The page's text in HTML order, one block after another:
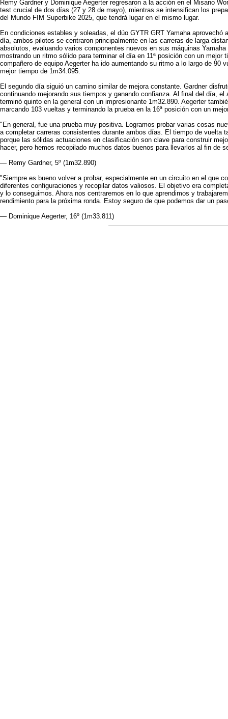
Remy Gardner y Dominique Aegerter regresaron a la acción en el Misano
test crucial de dos días (27 y 28 de mayo), mientras se intensifican los
del Mundo FIM Superbike 2025, que tendrá lugar en el mismo lugar.
En condiciones estables y soleadas, el dúo GYTR GRT Yamaha
día, ambos pilotos se centraron principalmente en las carreras de larga
absolutos, evaluando varios componentes nuevos en sus máquinas
mostrando un ritmo sólido para terminar el día en 11ª posición con un mejor
compañero de equipo Aegerter ha ido aumentando su ritmo a lo largo de 90
mejor tiempo de 1m34.095.
El segundo día siguió un camino similar de mejora constante. Gardner
continuando mejorando sus tiempos y ganando confianza. Al final del día,
terminó quinto en la general con un impresionante 1m32.890. Aegerter
marcando 103 vueltas y terminando la prueba en la 16ª posición con un
"En general, fue una prueba muy positiva. Logramos probar varias cosas
a completar carreras consistentes durante ambos días. El tiempo de vuelta
porque las sólidas actuaciones en clasificación son clave para construir
hacer, pero hemos recopilado muchos datos buenos para llevarlos al fin de
— Remy Gardner, 5º (1m32.890)
"Siempre es bueno volver a probar, especialmente en un circuito en el que
diferentes configuraciones y recopilar datos valiosos. El objetivo era
y lo conseguimos. Ahora nos centraremos en lo que aprendimos y
rendimiento para la próxima ronda. Estoy seguro de que podemos dar un
— Dominique Aegerter, 16º (1m33.811)